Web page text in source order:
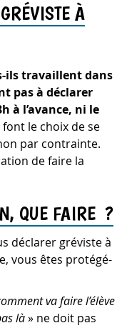
À
ils travaillent dans
pas à déclarer
à l’avance, ni le
le choix de se
par contrainte.
de faire la
QUE FAIRE ?
déclarer gréviste à
vous êtes protégé-
va faire l’élève
là» ne doit pas